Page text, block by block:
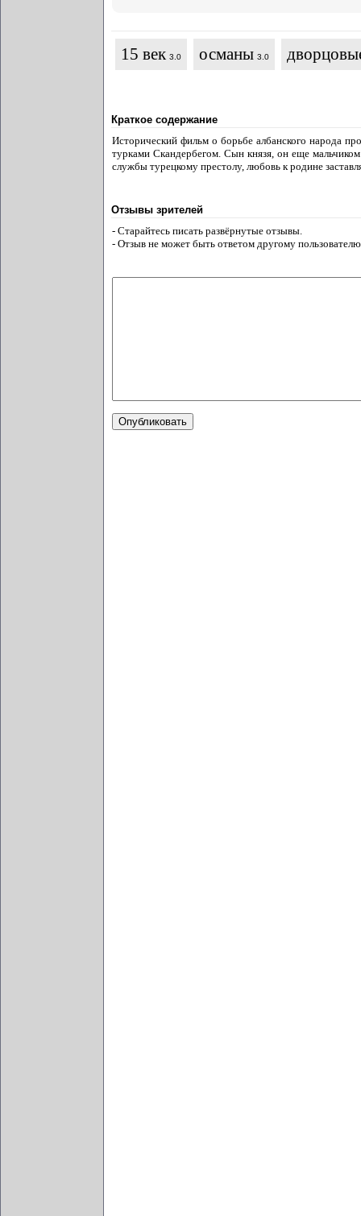
15 век 3.0 османы 3.0
Краткое содержание
Исторический фильм о борьбе албанского народа
турками Скандербегом. Сын князя, он еще
службы турецкому престолу, любовь к родине
Отзывы зрителей
- Старайтесь писать развёрнутые отзывы.
- Отзыв не может быть ответом другому